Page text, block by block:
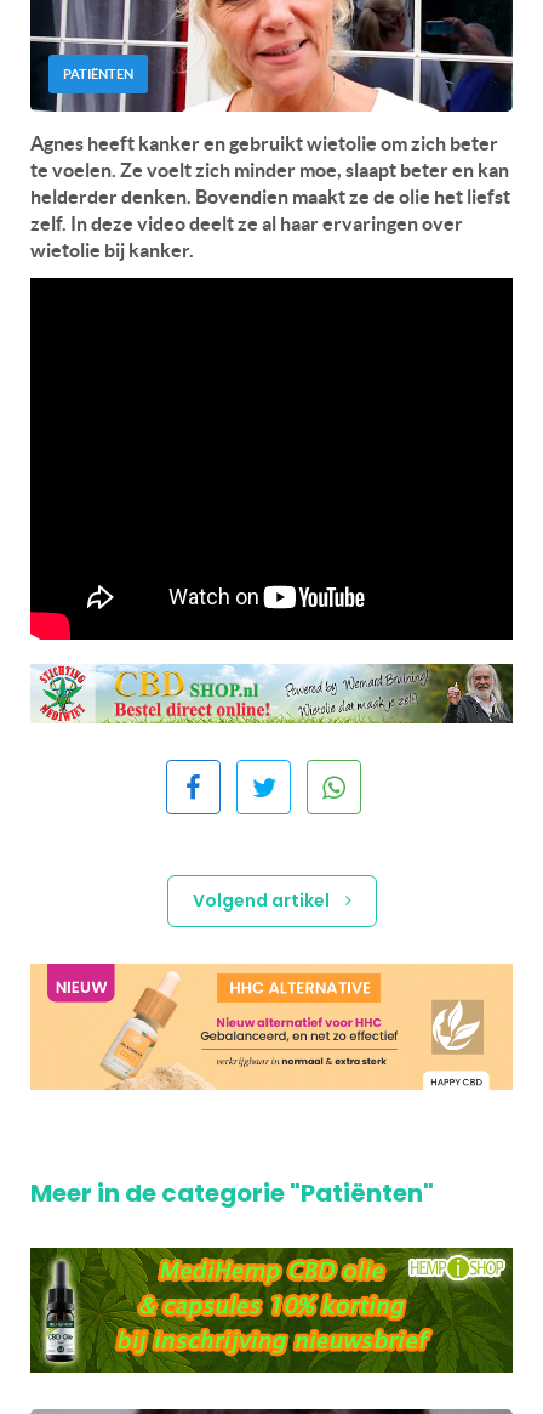
PATIËNTEN
Agnes heeft kanker en gebruikt wietolie om zich beter
te voelen. Ze voelt zich minder moe, slaapt beter en kan
helderder denken. Bovendien maakt ze de olie het liefst
zelf. In deze video deelt ze al haar ervaringen over
wietolie bij kanker.
Volgend artikel
Meer in de categorie "Patiënten"